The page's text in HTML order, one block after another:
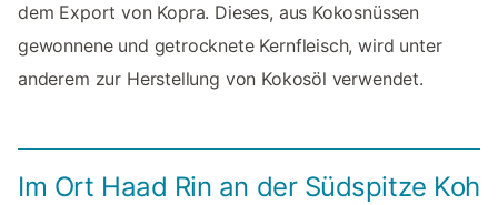
dem Export von Kopra. Dieses, aus Kokosnüssen
gewonnene und getrocknete Kernfleisch, wird unter
anderem zur Herstellung von Kokosöl verwendet.
Im Ort Haad Rin an der Südspitze Koh